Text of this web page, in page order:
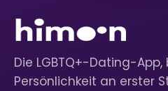
Die LGBTQ+-Dating-
Persönlichkeit an erster